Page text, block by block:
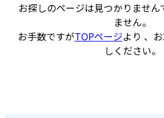
お探しのページは見つかりません
ません。
お手数ですがTOPページより 、
しください。